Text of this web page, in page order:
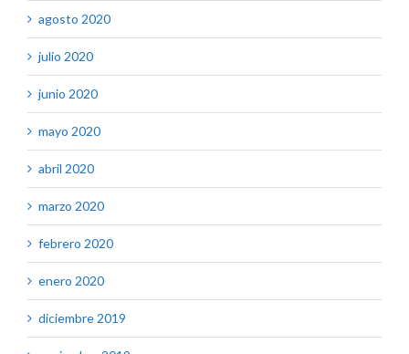
agosto 2020
julio 2020
junio 2020
mayo 2020
abril 2020
marzo 2020
febrero 2020
enero 2020
diciembre 2019